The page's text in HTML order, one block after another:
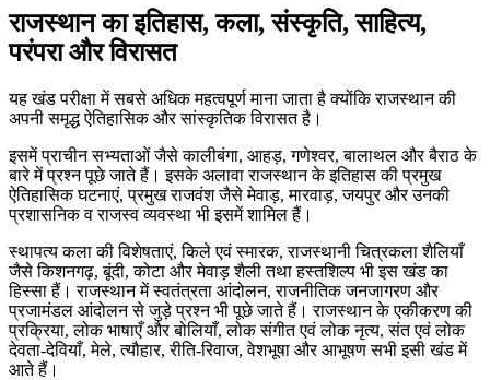
राजस्थान का इतिहास, कला, संस्कृति, साहित्य,
परंपरा और विरासत
यह खंड परीक्षा में सबसे अधिक महत्वपूर्ण माना जाता है क्योंकि राजस्थान की
अपनी समृद्ध ऐतिहासिक और सांस्कृतिक विरासत है।
इसमें प्राचीन सभ्यताओं जैसे कालीबंगा, आहड़, गणेश्वर, बालाथल और बैराठ के
बारे में प्रश्न पूछे जाते हैं। इसके अलावा राजस्थान के इतिहास की प्रमुख
ऐतिहासिक घटनाएं, प्रमुख राजवंश जैसे मेवाड़, मारवाड़, जयपुर और उनकी
प्रशासनिक व राजस्व व्यवस्था भी इसमें शामिल हैं।
स्थापत्य कला की विशेषताएं, किले एवं स्मारक, राजस्थानी चित्रकला शैलियाँ
जैसे किशनगढ़, बूंदी, कोटा और मेवाड़ शैली तथा हस्तशिल्प भी इस खंड का
हिस्सा हैं। राजस्थान में स्वतंत्रता आंदोलन, राजनीतिक जनजागरण और
प्रजामंडल आंदोलन से जुड़े प्रश्न भी पूछे जाते हैं। राजस्थान के एकीकरण की
प्रक्रिया, लोक भाषाएँ और बोलियाँ, लोक संगीत एवं लोक नृत्य, संत एवं लोक
देवता-देवियाँ, मेले, त्यौहार, रीति-रिवाज, वेशभूषा और आभूषण सभी इसी खंड में
आते हैं।